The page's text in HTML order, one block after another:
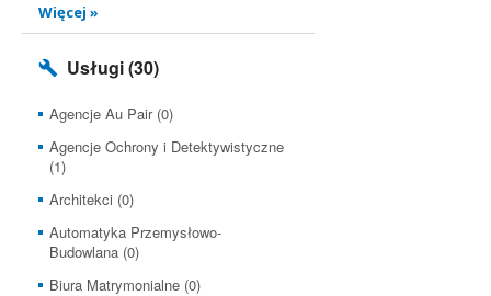
Więcej »
Usługi(30)
Agencje Au Pair (0)
Agencje Ochrony i Detektywistyczne
(1)
Architekci (0)
Automatyka Przemysłowo-
Budowlana (0)
Biura Matrymonialne (0)